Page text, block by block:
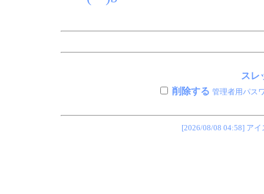
スレ
削除する 管理者用パス
[2026/08/08 04:58] ア